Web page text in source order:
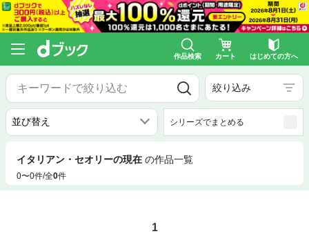
作品検索 カート はじめての方へ
絞り込み
シリーズでまとめる
イタリアン・セオリーの現在 の作品一覧
0〜0件/全0件
1